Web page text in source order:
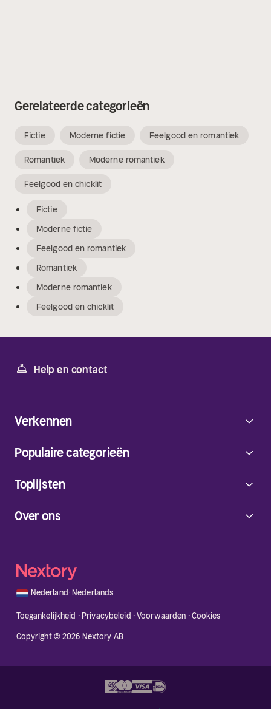
Gerelateerde categorieën
Fictie Moderne fictie Feelgood en romantiek
Romantiek Moderne romantiek
Feelgood en chicklit
Fictie
Moderne fictie
Feelgood en romantiek
Romantiek
Moderne romantiek
Feelgood en chicklit
Help en contact
Over ons
Verkennen
Populaire categorieën
Toplijsten
🇳🇱 Nederland·Nederlands
Toegankelijkheid ·Privacybeleid ·Voorwaarden ·Cookies
Copyright © 2026 Nextory AB